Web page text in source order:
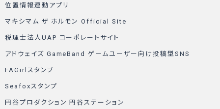
位置情報連動アプリ
マキシマム ザ ホルモン Official Site
税理士法人UAP コーポレートサイト
アドウェイズ GameBand ゲームユーザー向け投稿型SNS
FAGirlスタンプ
Seafoxスタンプ
円谷プロダクション 円谷ステーション